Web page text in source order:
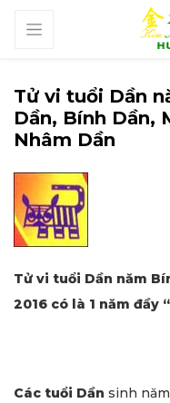
Tử vi tuổi Dần
Dần, Bính Dần,
Nhâm Dần
Tử vi tuổi Dần năm
2016 có là 1 năm đầy
Các tuổi Dần sinh năm: